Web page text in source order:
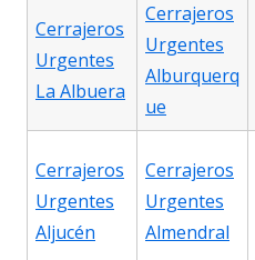
Cerrajeros
Urgentes
La Albuera
Cerrajeros
Urgentes
Alburquerq
ue
Cerrajeros
Urgentes
Aljucén
Cerrajeros
Urgentes
Almendral